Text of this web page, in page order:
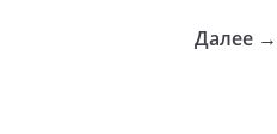
Далее →